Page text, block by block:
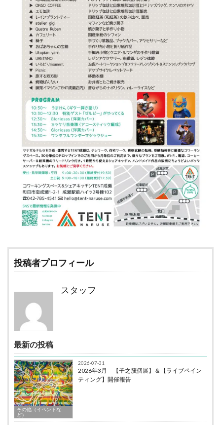
投稿者プロフィール
スタッフ
最新の投稿
その他（イベントな
ど）
2026-07-31
2026年3月 【子之籏個展】＆【ライブペイン
ティング】開催報告